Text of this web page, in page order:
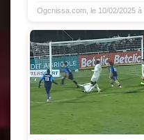
Ogcnissa.com, le 10/02/2025 à